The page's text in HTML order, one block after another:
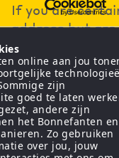
online aan jou
zijn
goed te laten
andere zijn
het Bonnefanten en
Zo gebruiken
over jou, jouw
If you are
address but
please contact
Thank you.
You